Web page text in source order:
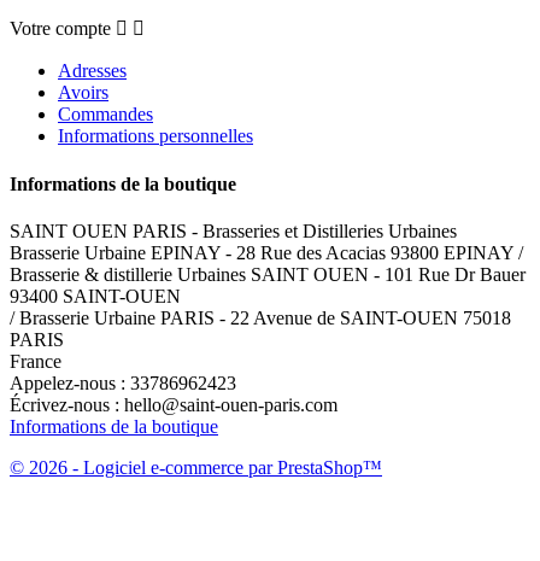
Votre compte  
Adresses
Avoirs
Commandes
Informations personnelles
Informations de la boutique
SAINT OUEN PARIS - Brasseries et Distilleries Urbaines
Brasserie Urbaine EPINAY - 28 Rue des Acacias 93800 EPINAY /
Brasserie & distillerie Urbaines SAINT OUEN - 101 Rue Dr Bauer
93400 SAINT-OUEN
/ Brasserie Urbaine PARIS - 22 Avenue de SAINT-OUEN 75018
PARIS
France
Appelez-nous : 33786962423
Écrivez-nous : hello@saint-ouen-paris.com
Informations de la boutique
© 2026 - Logiciel e-commerce par PrestaShop™